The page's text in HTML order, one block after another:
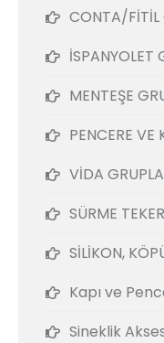
CONTA/FİTİL
İSPANYOLET
MENTEŞE
PENCERE VE
VİDA
SÜRME
SİLİKON,
Kapı ve
Sineklik